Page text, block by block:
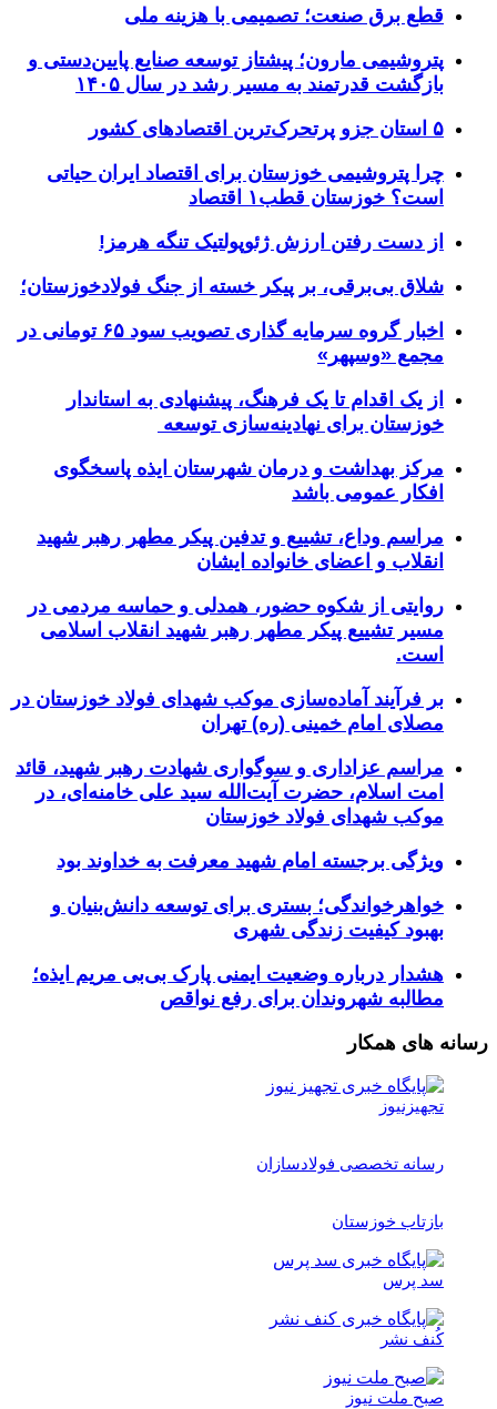
قطع برق صنعت؛ تصمیمی با هزینه ملی
پتروشیمی مارون؛ پیشتاز توسعه صنایع پایین‌دستی و
بازگشت قدرتمند به مسیر رشد در سال ۱۴۰۵
۵ استان جزو پرتحرک‌ترین اقتصاد‌های کشور
چرا پتروشیمی خوزستان برای اقتصاد ایران حیاتی
است؟ خوزستان قطب۱ اقتصاد
از دست رفتن ارزش ژئوپولتیک تنگه هرمز!
شلاق‌ بی‌برقی، بر پیکر خسته‌ از جنگ فولادخوزستان؛
اخبار گروه سرمایه گذاری تصویب سود ۶۵ تومانی در
مجمع «وسپهر»
از یک اقدام تا یک فرهنگ، پیشنهادی به استاندار
خوزستان برای نهادینه‌سازی توسعه
مرکز بهداشت و درمان شهرستان ایذه پاسخگوی
افکار عمومی باشد
مراسم وداع، تشییع و تدفین پیکر مطهر رهبر شهید
انقلاب و اعضای خانواده ایشان
روایتی از شکوه حضور، همدلی و حماسه مردمی در
مسیر تشییع پیکر مطهر رهبر شهید انقلاب اسلامی
است.
بر فرآیند آماده‌سازی موکب شهدای فولاد خوزستان در
مصلای امام خمینی (ره) تهران
مراسم عزاداری و سوگواری شهادت رهبر شهید، قائد
امت اسلام، حضرت آیت‌الله سید علی خامنه‌ای، در
موکب شهدای فولاد خوزستان
ویژگی برجسته امام شهید معرفت به خداوند بود
خواهرخواندگی؛ بستری برای توسعه دانش‌بنیان و
بهبود کیفیت زندگی شهری
هشدار درباره وضعیت ایمنی پارک بی‌بی مریم ایذه؛
مطالبه شهروندان برای رفع نواقص
رسانه های همکار
تجهیزنیوز
رسانه تخصصی فولادسازان
بازتاب خوزستان
سد پرس
کُنف نشر
صبح ملت نیوز